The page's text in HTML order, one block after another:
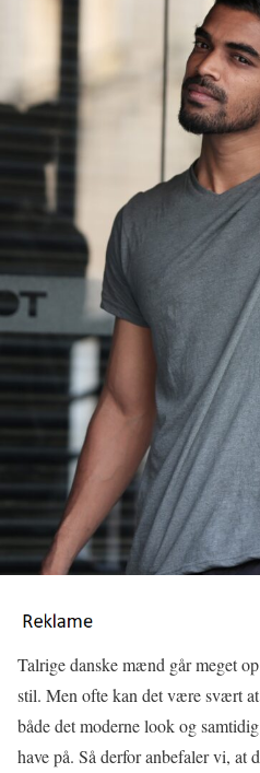
Talrige danske mænd går meget
stil. Men ofte kan det være svært
både det moderne look og
have på. Så derfor anbefaler vi, at